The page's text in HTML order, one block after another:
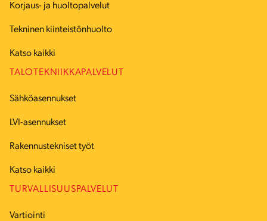
Korjaus- ja huoltopalvelut
Tekninen kiinteistönhuolto
Katso kaikki
TALOTEKNIIKKAPALVELUT
Sähköasennukset
LVI-asennukset
Rakennustekniset työt
Katso kaikki
TURVALLISUUSPALVELUT
Vartiointi